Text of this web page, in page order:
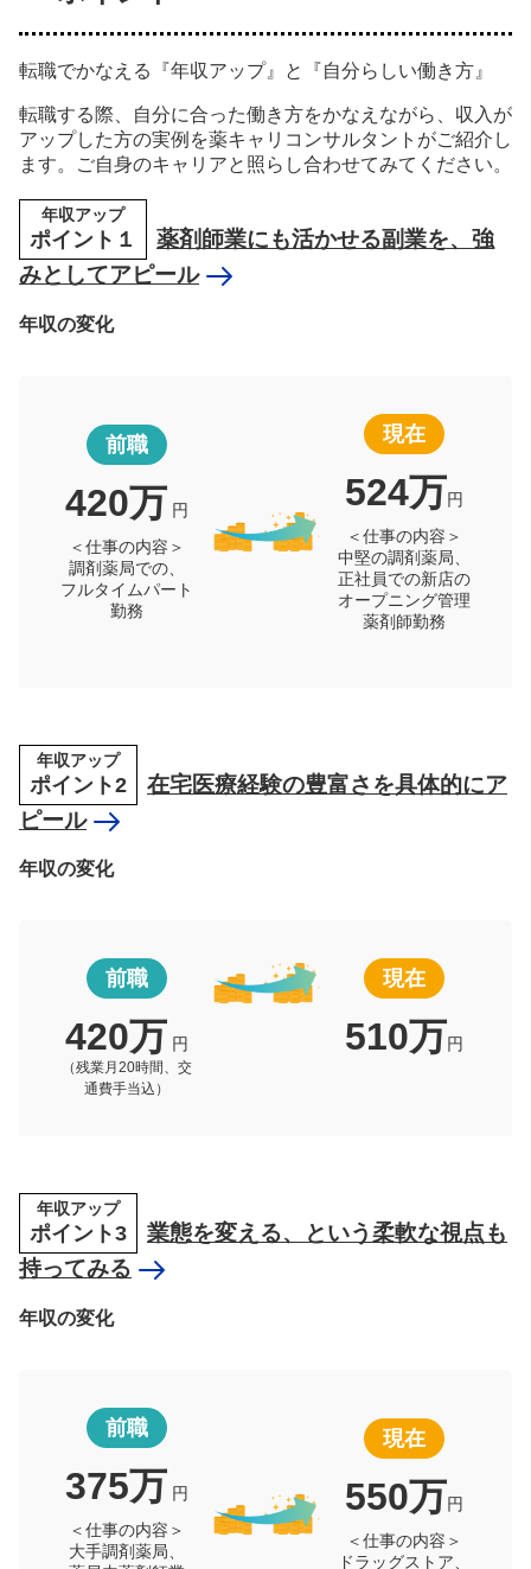
転職でかなえる『年収アップ』と『自分らしい働き方』
転職する際、自分に合った働き方をかなえながら、収入が
アップした方の実例を薬キャリコンサルタントがご紹介し
ます。ご自身のキャリアと照らし合わせてみてください。
年収アップ
ポイント１
薬剤師業にも活かせる副業を、強
みとしてアピール
年収の変化
前職
420万 円
＜仕事の内容＞
調剤薬局での、
フルタイムパート
勤務
現在
524万円
＜仕事の内容＞
中堅の調剤薬局、
正社員での新店の
オープニング管理
薬剤師勤務
年収アップ
ポイント2
在宅医療経験の豊富さを具体的にア
ピール
年収の変化
前職
420万 円
（残業月20時間、交
通費手当込）
現在
510万円
年収アップ
ポイント3
業態を変える、という柔軟な視点も
持ってみる
年収の変化
前職
375万 円
＜仕事の内容＞
大手調剤薬局、
現在
550万円
＜仕事の内容＞
ドラッグストア、